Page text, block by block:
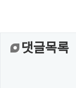
댓글목록